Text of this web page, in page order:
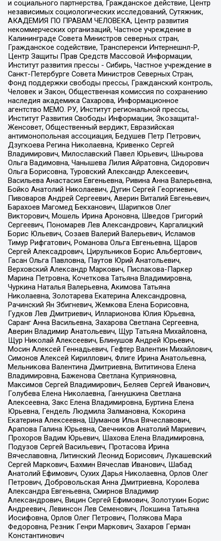
и социального партнерства, Гражданское действие, Центр
независимых социологических исследований, Сутяжник,
АКАДЕМИЯ ПО ПРАВАМ ЧЕЛОВЕКА, Центр развития
некоммерческих организаций, Частное учреждение в
Калининграде Совета Министров северных стран,
Гражданское содействие, Трансперенси Интернешнл-Р,
Центр Защиты Прав Средств Массовой Информации,
Институт развития прессы - Сибирь, Частное учреждение в
Санкт-Петербурге Совета Министров Северных Стран,
Фонд поддержки свободы прессы, Гражданский контроль,
Человек и Закон, Общественная комиссия по сохранению
наследия академика Сахарова, Информационное
агентство МЕМО. РУ, Институт региональной прессы,
Институт Развития Свободы Информации, Экозащита!-
Женсовет, Общественный вердикт, Евразийская
антимонопольная ассоциация, Бедушев Петр Петрович,
Дзугкоева Регина Николаевна, Кривенко Сергей
Владимирович, Милославский Павел Юрьевич, Шнырова
Ольга Вадимовна, Чанышева Лилия Айратовна, Сидорович
Ольга Борисовна, Туровский Александр Алексеевич,
Васильева Анастасия Евгеньевна, Ривина Анна Валерьевна,
Бойко Анатолий Николаевич, Дугин Сергей Георгиевич,
Пивоваров Андрей Сергеевич, Аверин Виталий Евгеньевич,
Барахоев Магомед Бекханович, Шарипков Олег
Викторович, Мошель Ирина Ароновна, Шведов Григорий
Сергеевич, Пономарев Лев Александрович, Каргалицкий
Борис Юльевич, Созаев Валерий Валерьевич, Исламов
Тимур Рифгатович, Романова Ольга Евгеньевна, Щаров
Сергей Алексадрович, Цирульников Борис Альбертович,
Гасан Ольга Павловна, Паутов Юрий Анатольевич,
Верховский Александр Маркович, Пислакова-Паркер
Марина Петровна, Кочеткова Татьяна Владимировна,
Чуркина Наталья Валерьевна, Акимова Татьяна
Николаевна, Золотарева Екатерина Александровна,
Рачинский Ян Збигневич, Жемкова Елена Борисовна,
Гудков Лев Дмитриевич, Илларионова Юлия Юрьевна,
Саранг Анна Васильевна, Захарова Светлана Сергеевна,
Аверин Владимир Анатольевич, Щур Татьяна Михайловна,
Щур Николай Алексеевич, Блинушов Андрей Юрьевич,
Мосин Алексей Геннадьевич, Гефтер Валентин Михайлович,
Симонов Алексей Кириллович, Флиге Ирина Анатольевна,
Мельникова Валентина Дмитриевна, Вититинова Елена
Владимировна, Баженова Светлана Куприяновна,
Максимов Сергей Владимирович, Беляев Сергей Иванович,
Голубева Елена Николаевна, Ганнушкина Светлана
Алексеевна, Закс Елена Владимировна, Буртина Елена
Юрьевна, Гендель Людмила Залмановна, Кокорина
Екатерина Алексеевна, Шуманов Илья Вячеславович,
Арапова Галина Юрьевна, Свечников Анатолий Мариевич,
Прохоров Вадим Юрьевич, Шахова Елена Владимировна,
Подузов Сергей Васильевич, Протасова Ирина
Вячеславовна, Литинский Леонид Борисович, Лукашевский
Сергей Маркович, Бахмин Вячеслав Иванович, Шабад
Анатолий Ефимович, Сухих Дарья Николаевна, Орлов Олег
Петрович, Добровольская Анна Дмитриевна, Королева
Александра Евгеньевна, Смирнов Владимир
Александрович, Вицин Сергей Ефимович, Золотухин Борис
Андреевич, Левинсон Лев Семенович, Локшина Татьяна
Иосифовна, Орлов Олег Петрович, Полякова Мара
Федоровна, Резник Генри Маркович, Захаров Герман
Константинович